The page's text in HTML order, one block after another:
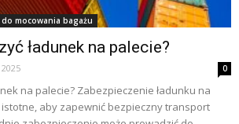
mocowania bagażu
ładunek na palecie?
0
na palecie? Zabezpieczenie ładunku na
aby zapewnić bezpieczny transport